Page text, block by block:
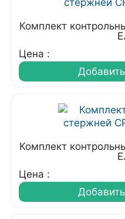
Комплект
Цена :
Комплект
Цена :